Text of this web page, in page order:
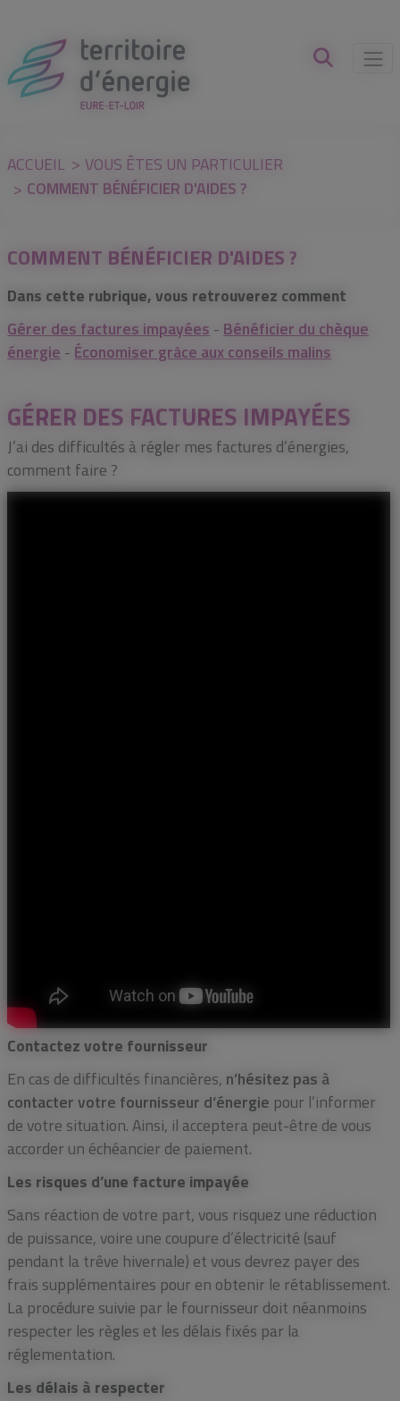
ACCUEIL
VOUS ÊTES UN PARTICULIER
COMMENT BÉNÉFICIER D'AIDES ?
COMMENT BÉNÉFICIER D'AIDES ?
Dans cette rubrique, vous retrouverez comment
Gérer des factures impayées - Bénéficier du chèque
énergie - Économiser grâce aux conseils malins
GÉRER DES FACTURES IMPAYÉES
J’ai des difficultés à régler mes factures d’énergies,
comment faire ?
Contactez votre fournisseur
En cas de difficultés financières, n’hésitez pas à
contacter votre fournisseur d‘énergie pour l’informer
de votre situation. Ainsi, il acceptera peut-être de vous
accorder un échéancier de paiement.
Les risques d’une facture impayée
Sans réaction de votre part, vous risquez une réduction
de puissance, voire une coupure d’électricité (sauf
pendant la trêve hivernale) et vous devrez payer des
frais supplémentaires pour en obtenir le rétablissement.
La procédure suivie par le fournisseur doit néanmoins
respecter les règles et les délais fixés par la
réglementation.
Les délais à respecter